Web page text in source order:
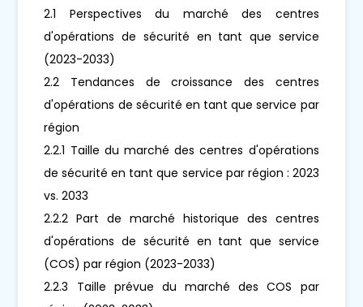
2.1 Perspectives du marché des centres
d'opérations de sécurité en tant que service
(2023-2033)
2.2 Tendances de croissance des centres
d'opérations de sécurité en tant que service par
région
2.2.1 Taille du marché des centres d'opérations
de sécurité en tant que service par région : 2023
vs. 2033
2.2.2 Part de marché historique des centres
d'opérations de sécurité en tant que service
(COS) par région (2023-2033)
2.2.3 Taille prévue du marché des COS par